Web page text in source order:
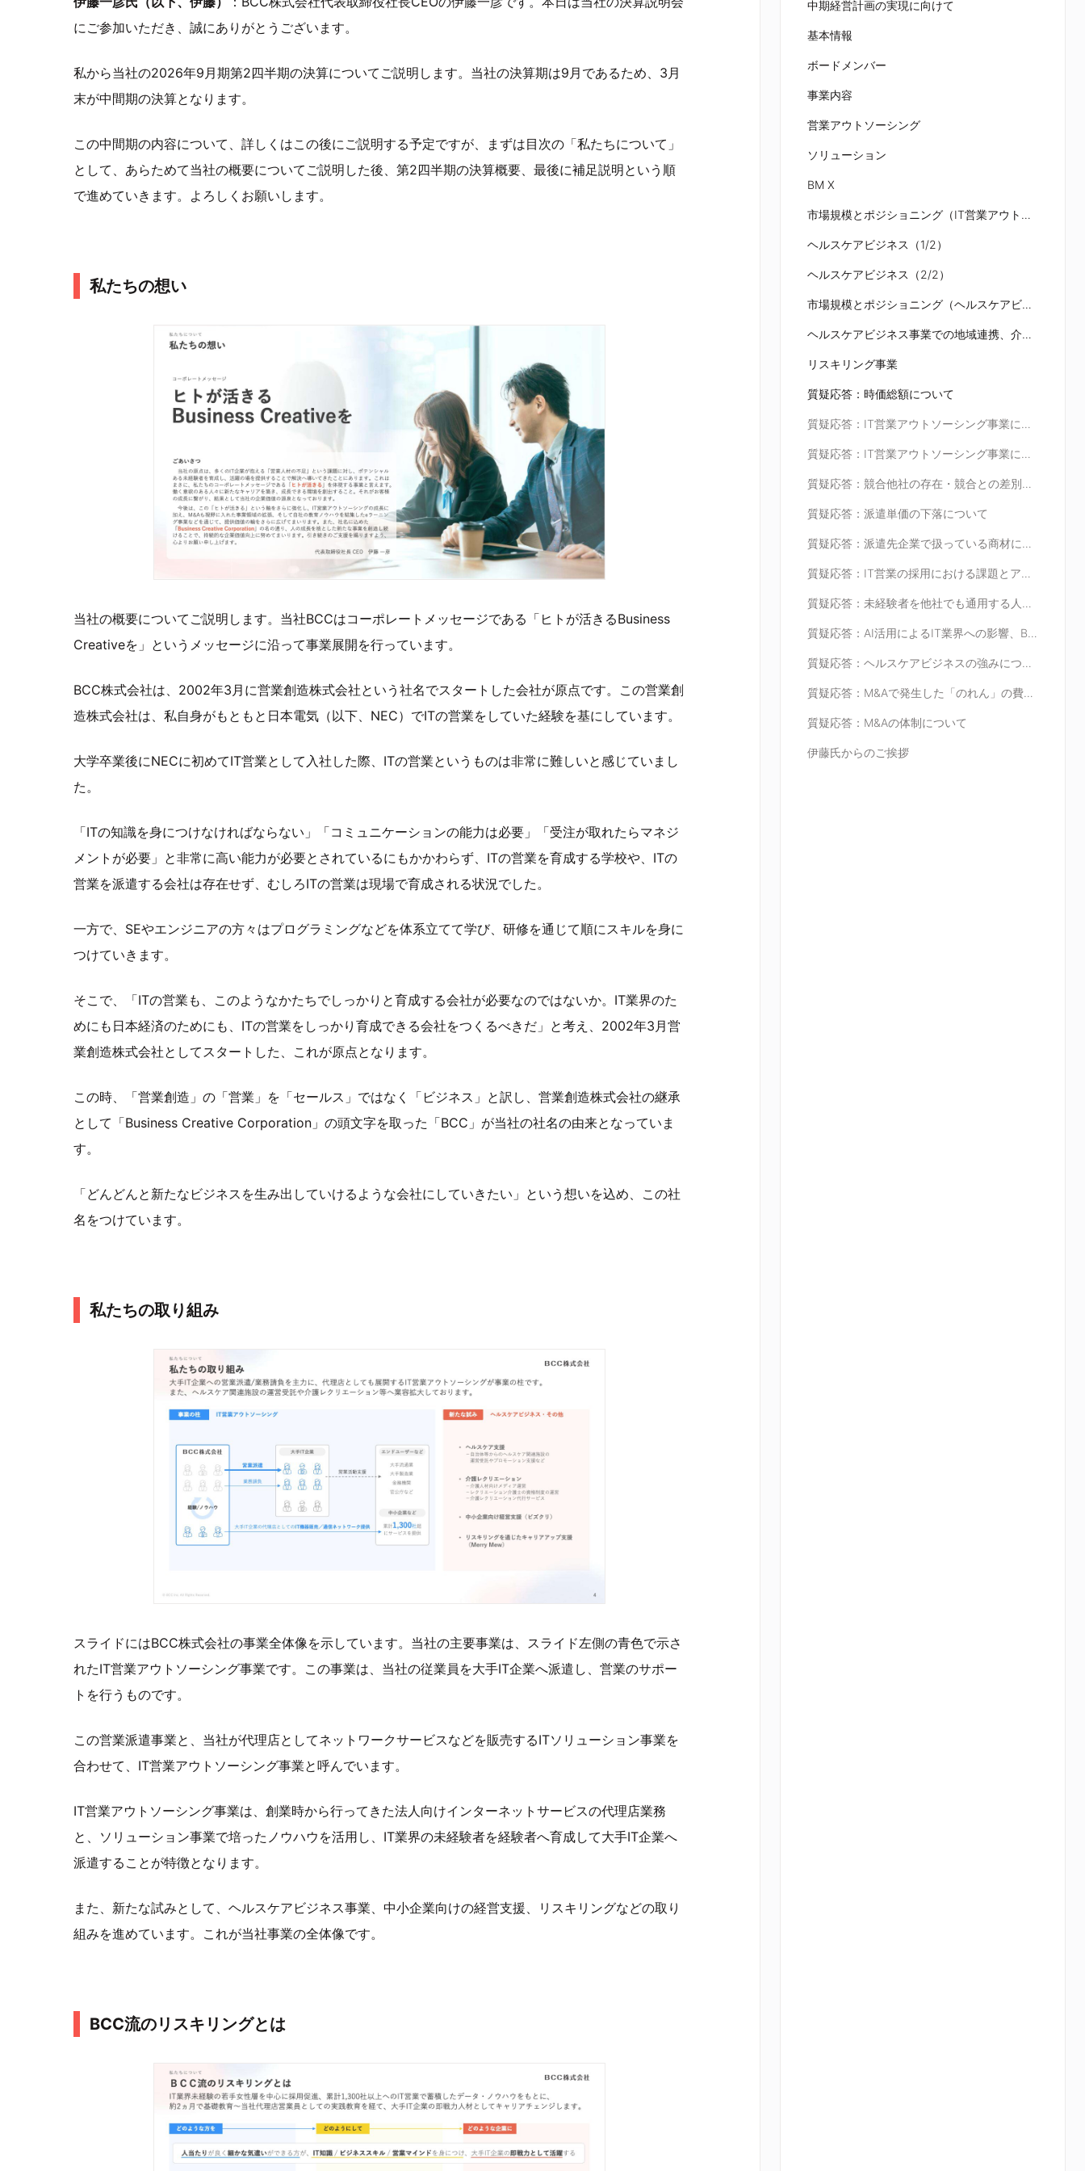
にご参加いただき、誠にありがとうございます。
私から当社の2026年9月期第2四半期の決算についてご説明します。当社の決算期は9月であるため、3月
末が中間期の決算となります。
この中間期の内容について、詳しくはこの後にご説明する予定ですが、まずは目次の「私たちについて」
として、あらためて当社の概要についてご説明した後、第2四半期の決算概要、最後に補足説明という順
で進めていきます。よろしくお願いします。
私たちの想い
当社の概要についてご説明します。当社BCCはコーポレートメッセージである「ヒトが活きるBusiness
Creativeを」というメッセージに沿って事業展開を行っています。
BCC株式会社は、2002年3月に営業創造株式会社という社名でスタートした会社が原点です。この営業創
造株式会社は、私自身がもともと日本電気（以下、NEC）でITの営業をしていた経験を基にしています。
大学卒業後にNECに初めてIT営業として入社した際、ITの営業というものは非常に難しいと感じていまし
た。
「ITの知識を身につけなければならない」「コミュニケーションの能力は必要」「受注が取れたらマネジ
メントが必要」と非常に高い能力が必要とされているにもかかわらず、ITの営業を育成する学校や、ITの
営業を派遣する会社は存在せず、むしろITの営業は現場で育成される状況でした。
一方で、SEやエンジニアの方々はプログラミングなどを体系立てて学び、研修を通じて順にスキルを身に
つけていきます。
そこで、「ITの営業も、このようなかたちでしっかりと育成する会社が必要なのではないか。IT業界のた
めにも日本経済のためにも、ITの営業をしっかり育成できる会社をつくるべきだ」と考え、2002年3月営
業創造株式会社としてスタートした、これが原点となります。
この時、「営業創造」の「営業」を「セールス」ではなく「ビジネス」と訳し、営業創造株式会社の継承
として「Business Creative Corporation」の頭文字を取った「BCC」が当社の社名の由来となっていま
す。
「どんどんと新たなビジネスを生み出していけるような会社にしていきたい」という想いを込め、この社
名をつけています。
私たちの取り組み
スライドにはBCC株式会社の事業全体像を示しています。当社の主要事業は、スライド左側の青色で示さ
れたIT営業アウトソーシング事業です。この事業は、当社の従業員を大手IT企業へ派遣し、営業のサポー
トを行うものです。
この営業派遣事業と、当社が代理店としてネットワークサービスなどを販売するITソリューション事業を
合わせて、IT営業アウトソーシング事業と呼んでいます。
IT営業アウトソーシング事業は、創業時から行ってきた法人向けインターネットサービスの代理店業務
と、ソリューション事業で培ったノウハウを活用し、IT業界の未経験者を経験者へ育成して大手IT企業へ
派遣することが特徴となります。
また、新たな試みとして、ヘルスケアビジネス事業、中小企業向けの経営支援、リスキリングなどの取り
組みを進めています。これが当社事業の全体像です。
BCC流のリスキリングとは
中期経営計画の実現に向けて
基本情報
ボードメンバー
事業内容
営業アウトソーシング
ソリューション
BM X
市場規模とポジショニング（IT営業アウトソーシング事業）
ヘルスケアビジネス（1/2）
ヘルスケアビジネス（2/2）
市場規模とポジショニング（ヘルスケアビジネス事業）
ヘルスケアビジネス事業での地域連携、介護DX
リスキリング事業
質疑応答：時価総額について
質疑応答：IT営業アウトソーシング事業における社員育成について
質疑応答：IT営業アウトソーシング事業における研修期間について
質疑応答：競合他社の存在・競合との差別化要因について
質疑応答：派遣単価の下落について
質疑応答：派遣先企業で扱っている商材について
質疑応答：IT営業の採用における課題とアプローチについて
質疑応答：未経験者を他社でも通用する人材に育成する研修方法について
質疑応答：AI活用によるIT業界への影響、BCCのAI活用状況について
質疑応答：ヘルスケアビジネスの強みについて
質疑応答：M&Aで発生した「のれん」の費用負担について
質疑応答：M&Aの体制について
伊藤氏からのご挨拶